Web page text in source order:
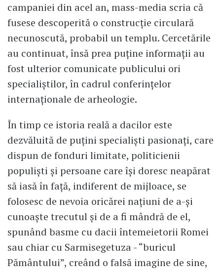
campaniei din acel an, mass-media scria că
fusese descoperită o construcţie circulară
necunoscută, probabil un templu. Cercetările
au continuat, însă prea puţine informaţii au
fost ulterior comunicate publicului ori
specialiştilor, în cadrul conferinţelor
internaţionale de arheologie.
În timp ce istoria reală a dacilor este
dezvăluită de puţini specialişti pasionaţi, care
dispun de fonduri limitate, politicienii
populişti şi persoane care îşi doresc neapărat
să iasă în faţă, indiferent de mijloace, se
folosesc de nevoia oricărei naţiuni de a-şi
cunoaşte trecutul şi de a fi mândră de el,
spunând basme cu dacii întemeietorii Romei
sau chiar cu Sarmisegetuza - “buricul
Pământului”, creând o falsă imagine de sine,